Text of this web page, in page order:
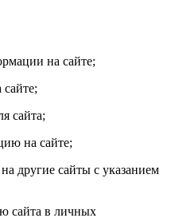
на сайте;
сайта;
на сайте;
другие сайты с указанием
сайта в личных